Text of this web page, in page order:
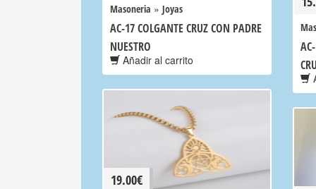
Masoneria » Joyas
AC-17 COLGANTE CRUZ CON PADRE
NUESTRO
Añadir al carrito
19.00€